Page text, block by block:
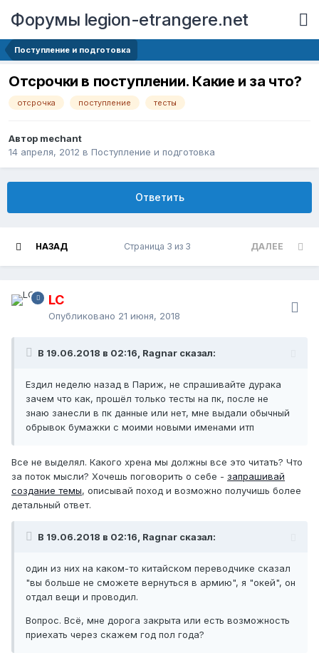
Форумы legion-etrangere.net
Поступление и подготовка
Отсрочки в поступлении. Какие и за что?
отсрочка поступление тесты
Автор mechant
14 апреля, 2012 в Поступление и подготовка
Ответить
НАЗАД ДАЛЕЕ
Страница 3 из 3
LC
Опубликовано 21 июня, 2018
В 19.06.2018 в 02:16, Ragnar сказал:
Ездил неделю назад в Париж, не спрашивайте дурака
зачем что как, прошёл только тесты на пк, после не
знаю занесли в пк данные или нет, мне выдали обычный
обрывок бумажки с моими новыми именами итп
Все не выделял. Какого хрена мы должны все это читать? Что
за поток мысли? Хочешь поговорить о себе - запрашивай
создание темы, описывай поход и возможно получишь более
детальный ответ.
В 19.06.2018 в 02:16, Ragnar сказал:
один из них на каком-то китайском переводчике сказал
"вы больше не сможете вернуться в армию", я "окей", он
отдал вещи и проводил.
Вопрос. Всё, мне дорога закрыта или есть возможность
приехать через скажем год пол года?